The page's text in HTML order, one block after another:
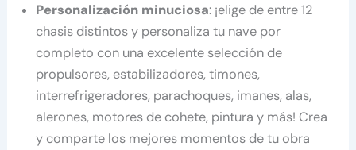
Personalización minuciosa: ¡elige de entre 12
chasis distintos y personaliza tu nave por
completo con una excelente selección de
propulsores, estabilizadores, timones,
interrefrigeradores, parachoques, imanes, alas,
alerones, motores de cohete, pintura y más! Crea
y comparte los mejores momentos de tu obra